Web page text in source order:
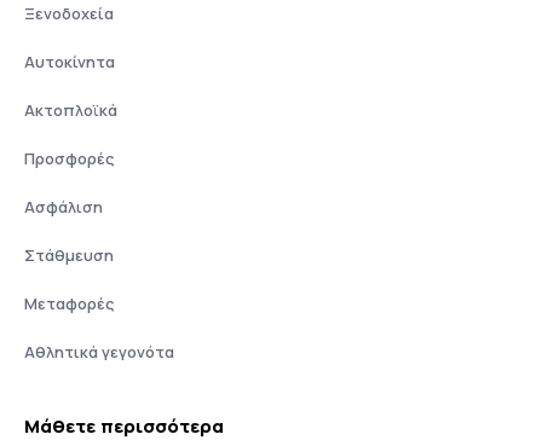
Ξενοδοχεία
Αυτοκίνητα
Ακτοπλοϊκά
Προσφορές
Ασφάλιση
Στάθμευση
Μεταφορές
Αθλητικά γεγονότα
Μάθετε περισσότερα